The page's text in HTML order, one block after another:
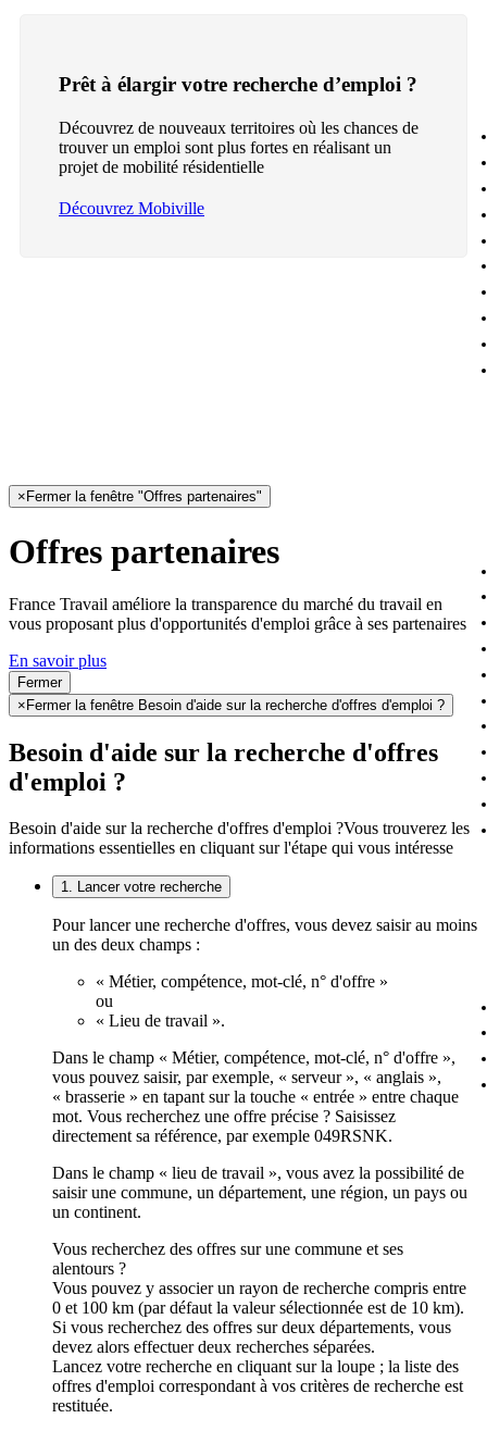
Prêt à élargir votre recherche d’emploi ?
Découvrez de nouveaux territoires où les chances de
trouver un emploi sont plus fortes en réalisant un
projet de mobilité résidentielle
Découvrez Mobiville
× Fermer la fenêtre "Offres partenaires"
Offres partenaires
France Travail améliore la transparence du marché du travail en
vous proposant plus d'opportunités d'emploi grâce à ses partenaires
En savoir plus
Fermer
× Fermer la fenêtre Besoin d'aide sur la recherche d'offres d'emploi ?
Besoin d'aide sur la recherche d'offres
d'emploi ?
Besoin d'aide sur la recherche d'offres d'emploi ?Vous trouverez les
informations essentielles en cliquant sur l'étape qui vous intéresse
1. Lancer votre recherche
Pour lancer une recherche d'offres, vous devez saisir au moins
un des deux champs :
« Métier, compétence, mot-clé, n° d'offre »
ou
« Lieu de travail ».
Dans le champ « Métier, compétence, mot-clé, n° d'offre »,
vous pouvez saisir, par exemple, « serveur », « anglais »,
« brasserie » en tapant sur la touche « entrée » entre chaque
mot. Vous recherchez une offre précise ? Saisissez
directement sa référence, par exemple 049RSNK.
Dans le champ « lieu de travail », vous avez la possibilité de
saisir une commune, un département, une région, un pays ou
un continent.
Vous recherchez des offres sur une commune et ses
alentours ?
Vous pouvez y associer un rayon de recherche compris entre
0 et 100 km (par défaut la valeur sélectionnée est de 10 km).
Si vous recherchez des offres sur deux départements, vous
devez alors effectuer deux recherches séparées.
Lancez votre recherche en cliquant sur la loupe ; la liste des
offres d'emploi correspondant à vos critères de recherche est
restituée.